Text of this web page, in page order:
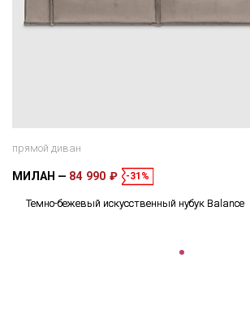
прямой диван
МИЛАН 84 990 ₽ -31%
Темно-бежевый искусственный нубук Balance